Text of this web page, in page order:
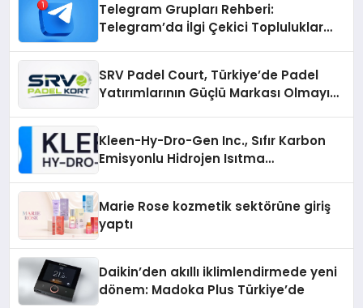
Telegram Grupları Rehberi:
Telegram’da İlgi Çekici Topluluklar
SRV Padel Court, Türkiye’de Padel
Yatırımlarının Güçlü Markası Olmayı
Kleen-Hy-Dro-Gen Inc., Sıfır Karbon
Emisyonlu Hidrojen Isıtma
Marie Rose kozmetik sektörüne giriş
yaptı
Daikin’den akıllı iklimlendirmede yeni
dönem: Madoka Plus Türkiye’de